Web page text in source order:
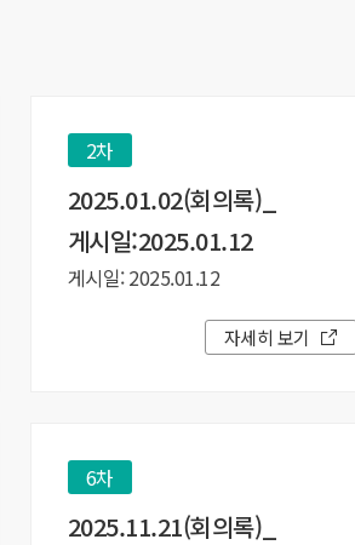
2차
2025.01.02(회의록)_
게시일:2025.01.12
게시일: 2025.01.12
자세히 보기
6차
2025.11.21(회의록)_